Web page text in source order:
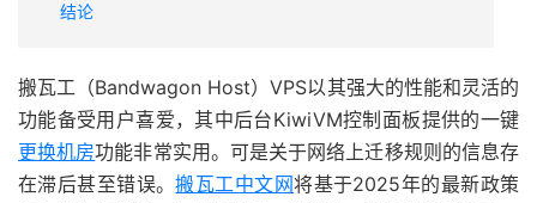
结论
搬瓦工（Bandwagon Host）VPS以其强大的性能和灵活的
功能备受用户喜爱，其中后台KiwiVM控制面板提供的一键
更换机房功能非常实用。可是关于网络上迁移规则的信息存
在滞后甚至错误。搬瓦工中文网将基于2025年的最新政策